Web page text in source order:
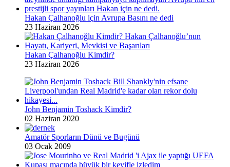
Hakan Çalhanoğlu için Avrupa Basını ne dedi
23 Haziran 2026
Hakan Çalhanoğlu Kimdir?
23 Haziran 2026
John Benjamin Toshack Kimdir?
02 Haziran 2020
Amatör Sporların Dünü ve Bugünü
03 Ocak 2009